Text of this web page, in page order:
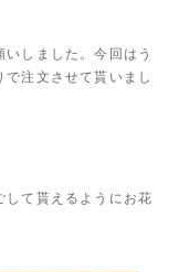
しました。今回はう
注文させて貰いまし
して貰えるようにお花